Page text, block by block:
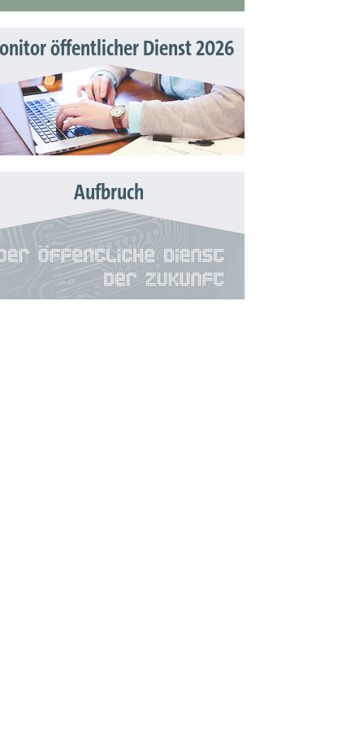
öffentlicher Dienst 2026
Aufbruch